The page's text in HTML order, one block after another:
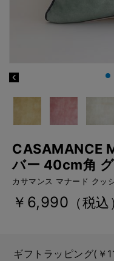
CASAMANCE
バー 40cm角
カサマンス マナード クッ
￥6,990 （税込
ギフトラッピング(￥